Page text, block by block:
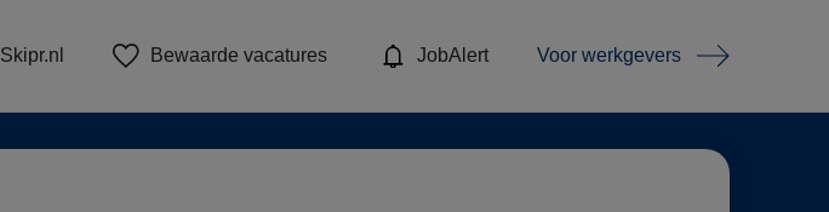
Skipr.nl Bewaarde vacatures JobAlert Voor werkgevers